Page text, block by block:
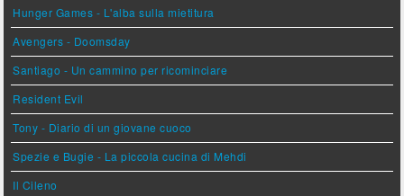
Hunger Games - L'alba sulla mietitura
Avengers - Doomsday
Santiago - Un cammino per ricominciare
Resident Evil
Tony - Diario di un giovane cuoco
Spezie e Bugie - La piccola cucina di Mehdi
Il Cileno